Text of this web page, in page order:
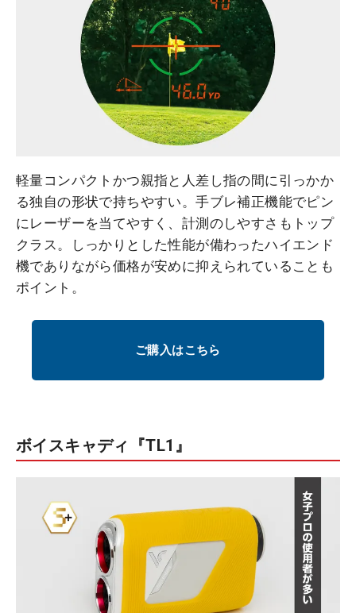
軽量コンパクトかつ親指と人差し指の間に引っかか
る独自の形状で持ちやすい。手ブレ補正機能でピン
にレーザーを当てやすく、計測のしやすさもトップ
クラス。しっかりとした性能が備わったハイエンド
機でありながら価格が安めに抑えられていることも
ポイント。
ご購入はこちら
ボイスキャディ『TL1』